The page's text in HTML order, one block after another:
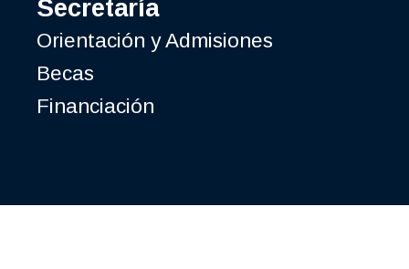
Secretaría
Orientación y Admisiones
Becas
Financiación